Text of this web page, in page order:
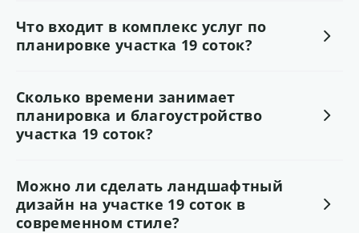
Что входит в комплекс услуг по
планировке участка 19 соток?
Сколько времени занимает
планировка и благоустройство
участка 19 соток?
Можно ли сделать ландшафтный
дизайн на участке 19 соток в
современном стиле?